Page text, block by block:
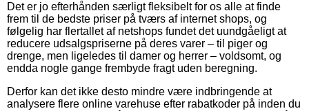
Det er jo efterhånden særligt fleksibelt for os alle at finde
frem til de bedste priser på tværs af internet shops, og
følgelig har flertallet af netshops fundet det uundgåeligt at
reducere udsalgspriserne på deres varer – til piger og
drenge, men ligeledes til damer og herrer – voldsomt, og
endda nogle gange frembyde fragt uden beregning.
Derfor kan det ikke desto mindre være indbringende at
analysere flere online varehuse efter rabatkoder på inden du